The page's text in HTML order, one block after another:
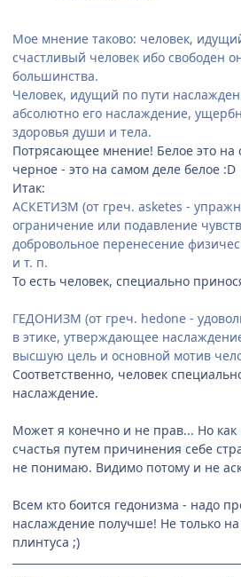
Мое мнение таково: человек,
счастливый человек ибо свободен
большинства.
Человек, идущий по пути
абсолютно его наслаждение,
здоровья души и тела.
Потрясающее мнение! Белое это на
черное - это на самом деле белое :D
Итак:
АСКЕТИЗМ (от греч. asketes -
ограничение или подавление
добровольное перенесение
и т. п.
То есть человек, специально
ГЕДОНИЗМ (от греч. hedone -
в этике, утверждающее
высшую цель и основной мотив
Соответственно, человек
наслаждение.
Может я конечно и не прав... Но как
счастья путем причинения себе
не понимаю. Видимо потому и не
Всем кто боится гедонизма - надо
наслаждение получше! Не только
плинтуса ;)